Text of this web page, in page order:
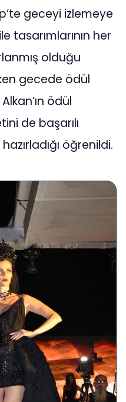
geceyi izlemeye
tasarımlarının her
olduğu
gecede ödül
ödül
de başarılı
öğrenildi.